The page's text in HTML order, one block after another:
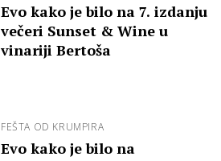
Evo kako je bilo na 7. izdanju
večeri Sunset & Wine u
vinariji Bertoša
FEŠTA OD KRUMPIRA
Evo kako je bilo na